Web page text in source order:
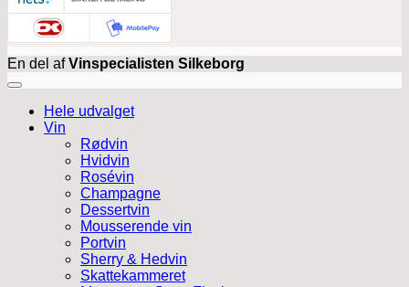
En del afVinspecialisten Silkeborg
Hele udvalget
Vin
Rødvin
Hvidvin
Rosévin
Champagne
Dessertvin
Mousserende vin
Portvin
Sherry & Hedvin
Skattekammeret